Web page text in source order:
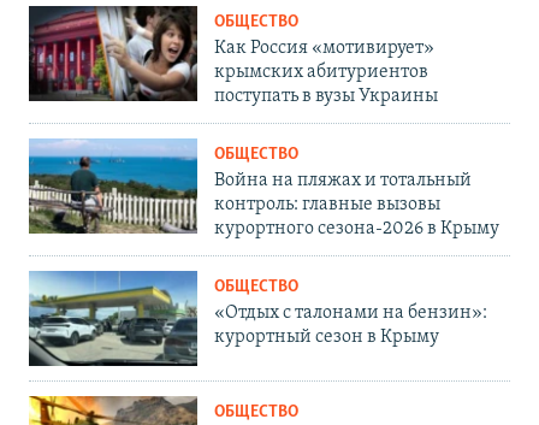
ОБЩЕСТВО
Как Россия «мотивирует»
крымских абитуриентов
поступать в вузы Украины
ОБЩЕСТВО
Война на пляжах и тотальный
контроль: главные вызовы
курортного сезона-2026 в Крыму
ОБЩЕСТВО
«Отдых с талонами на бензин»:
курортный сезон в Крыму
ОБЩЕСТВО